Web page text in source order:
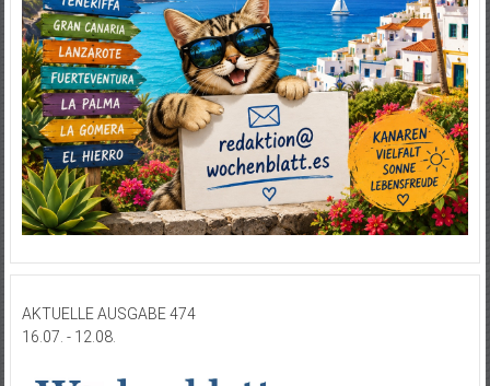
AKTUELLE AUSGABE 474
16.07. - 12.08.